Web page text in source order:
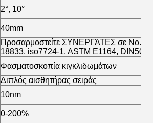
2°, 10°
40mm
Προσαρμοστείτε ΣΥΝΕΡΓΆΤΕΣ σε
18833, iso7724-1, ASTM E1164,
Φασματοσκοπία κιγκλιδωμάτων
Διπλός αισθητήρας σειράς
10nm
0-200%